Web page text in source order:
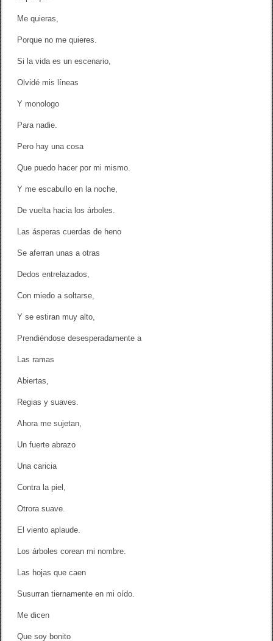
Me quieras,
Porque no me quieres.
Si la vida es un escenario,
Olvidé mis líneas
Y monologo
Para nadie.
Pero hay una cosa
Que puedo hacer por mi mismo.
Y me escabullo en la noche,
De vuelta hacia los árboles.
Las ásperas cuerdas de heno
Se aferran unas a otras
Dedos entrelazados,
Con miedo a soltarse,
Y se estiran muy alto,
Prendiéndose desesperadamente a
Las ramas
Abiertas,
Regias y suaves.
Ahora me sujetan,
Un fuerte abrazo
Una caricia
Contra la piel,
Otrora suave.
El viento aplaude.
Los árboles corean mi nombre.
Las hojas que caen
Susurran tiernamente en mi oído.
Me dicen
Que soy bonito